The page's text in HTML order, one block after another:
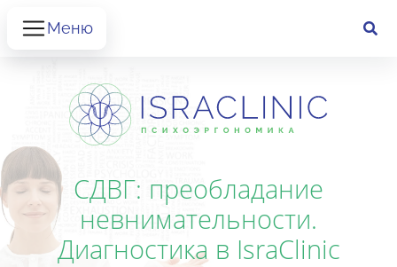
Меню
СДВГ: преобладание
невнимательности.
Диагностика в IsraClinic